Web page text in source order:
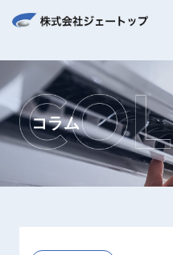
コラム